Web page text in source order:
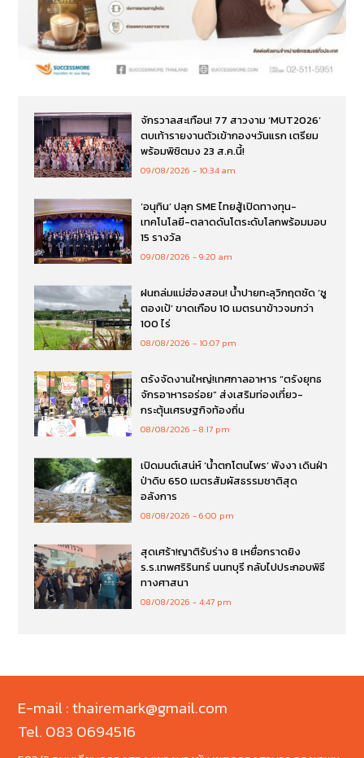
จักรวาลสะเทือน! 77 สาวงาม ‘MUT2026’
ตบเท้ารายงานตัวเข้ากองฯวันแรก เตรียม
พร้อมพิชิตมง 23 ส.ค.นี้!
09/08/2026 10:34 am
‘อนุทิน’ ปลุก SME ไทยสู้เปิดทางทุน-
เทคโนโลยี-ตลาดดันโตระดับโลกพร้อมมอบ
15 รางวัล
09/08/2026 9:20 am
ฝนถล่มแม่ฮ่องสอน! น้ำปายทะลุวิกฤตซัด ‘ซู
ตองเป้’ ขาดเกือบ 10 เมตรนาข้าวจมกว่า
100 ไร่
08/08/2026 10:07 pm
ตรังจัดงานใหญ่!เทศกาลอาหาร “ตรังยุทธ
จักรอาหารอร่อย” ส่งเสริมท่องเที่ยว-
กระตุ้นเศรษฐกิจท้องถิ่น
08/08/2026 8:17 pm
เปิดมนต์เสน่ห์ ‘น้ำตกโตนไพร’ พังงา เดินฝ่า
ป่าดิบ 650 เมตรสัมผัสธรรมชาติสุด
อลังการ
08/08/2026 6:00 pm
สุดเศร้า!ญาติรับร่าง 8 เหยื่อกราดยิง
ร.ร.เทพศริรินทร์ นนทบุรี กลับไปประกอบพิธี
ทางศาสนา
08/08/2026 4:47 pm
E-mail : thairemark@gmail.com
Tel. 083 0694516